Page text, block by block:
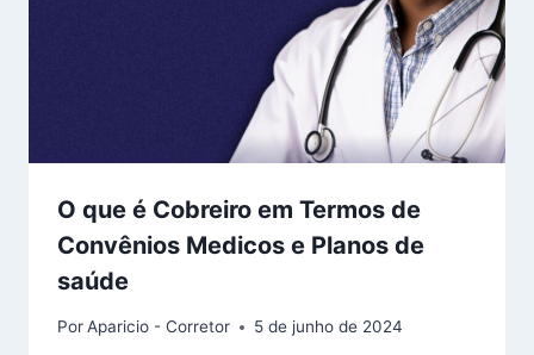
O que é Cobreiro em Termos de
Convênios Medicos e Planos de
saúde
PorAparicio - Corretor 5 de junho de 2024